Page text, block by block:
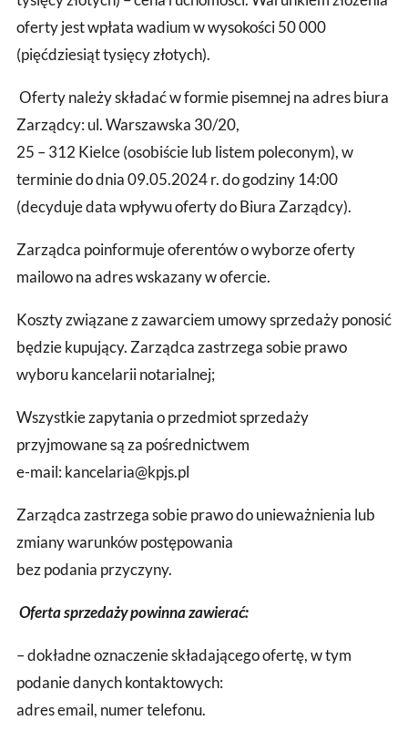
oferty jest wpłata wadium w wysokości 50 000
(pięćdziesiąt tysięcy złotych).
Oferty należy składać w formie pisemnej na adres biura
Zarządcy: ul. Warszawska 30/20,
25 – 312 Kielce (osobiście lub listem poleconym), w
terminie do dnia 09.05.2024 r. do godziny 14:00
(decyduje data wpływu oferty do Biura Zarządcy).
Zarządca poinformuje oferentów o wyborze oferty
mailowo na adres wskazany w ofercie.
Koszty związane z zawarciem umowy sprzedaży ponosić
będzie kupujący. Zarządca zastrzega sobie prawo
wyboru kancelarii notarialnej;
Wszystkie zapytania o przedmiot sprzedaży
przyjmowane są za pośrednictwem
e-mail: kancelaria@kpjs.pl
Zarządca zastrzega sobie prawo do unieważnienia lub
zmiany warunków postępowania
bez podania przyczyny.
Oferta sprzedaży powinna zawierać:
– dokładne oznaczenie składającego ofertę, w tym
podanie danych kontaktowych:
adres email, numer telefonu.